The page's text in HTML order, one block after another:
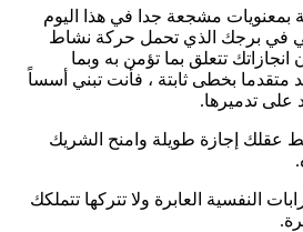
بمعنويات مشجعة جدا في هذا اليوم
في برجك الذي تحمل حركة نشاط
تتعلق بما تؤمن به وبما
متقدما بخطى ثابتة ، فأنت تبني أسساً
على تدميرها.
عقلك إجازة طويلة وامنح الشريك
النفسية العابرة ولا تتركها تتملكك